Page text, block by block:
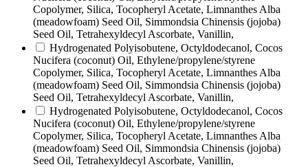
Copolymer, Silica, Tocopheryl Acetate, Limnanthes Alba
(meadowfoam) Seed Oil, Simmondsia Chinensis (jojoba)
Seed Oil, Tetrahexyldecyl Ascorbate, Vanillin,
Hydrogenated Polyisobutene, Octyldodecanol, Cocos
Nucifera (coconut) Oil, Ethylene/propylene/styrene
Copolymer, Silica, Tocopheryl Acetate, Limnanthes Alba
(meadowfoam) Seed Oil, Simmondsia Chinensis (jojoba)
Seed Oil, Tetrahexyldecyl Ascorbate, Vanillin,
Hydrogenated Polyisobutene, Octyldodecanol, Cocos
Nucifera (coconut) Oil, Ethylene/propylene/styrene
Copolymer, Silica, Tocopheryl Acetate, Limnanthes Alba
(meadowfoam) Seed Oil, Simmondsia Chinensis (jojoba)
Seed Oil, Tetrahexyldecyl Ascorbate, Vanillin,